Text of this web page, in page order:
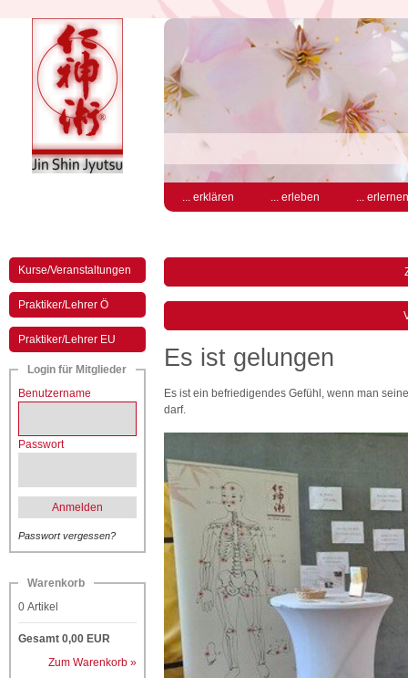
... erklären ... erleben ... erlernen
Kurse/Veranstaltungen
Praktiker/Lehrer Ö
Praktiker/Lehrer EU
Login für Mitglieder
Benutzername
Passwort
Anmelden
Passwort vergessen?
Warenkorb
0 Artikel
Gesamt 0,00 EUR
Zum Warenkorb »
Es ist gelungen
Es ist ein befriedigendes Gefühl, wenn man
darf.